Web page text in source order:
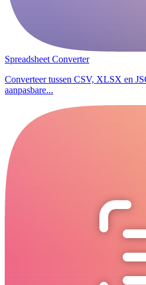
Spreadsheet Converter
Converteer tussen CSV, XLSX en
aanpasbare...